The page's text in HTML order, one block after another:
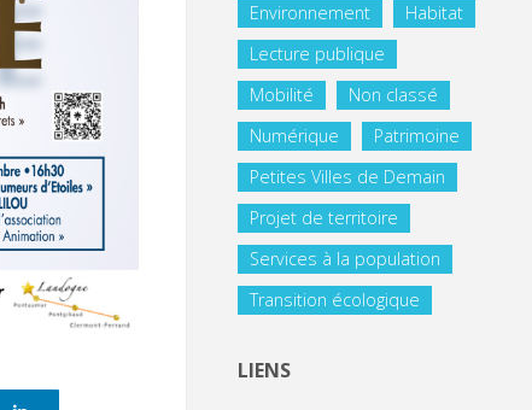
Environnement
Habitat
Lecture publique
Mobilité
Non classé
Numérique
Patrimoine
Petites Villes de Demain
Projet de territoire
Services à la population
Transition écologique
LIENS